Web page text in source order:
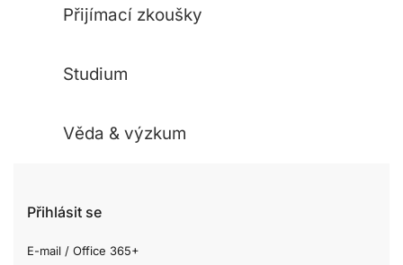
Přijímací zkoušky
Studium
Věda & výzkum
Přihlásit se
E-mail / Office 365+